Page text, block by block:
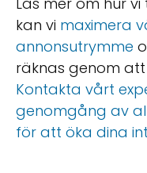
kan vi maximera
annonsutrymme
räknas genom
Kontakta vårt
genomgång av
för att öka dina